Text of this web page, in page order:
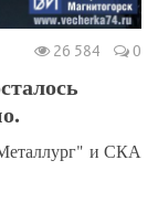
26 584 0
и СКА